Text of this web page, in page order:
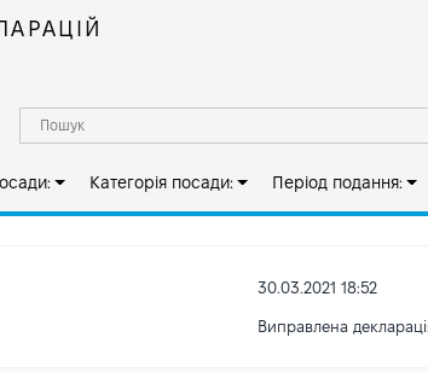
Категорія посади: Період подання:
30.03.2021 18:52
Виправлена